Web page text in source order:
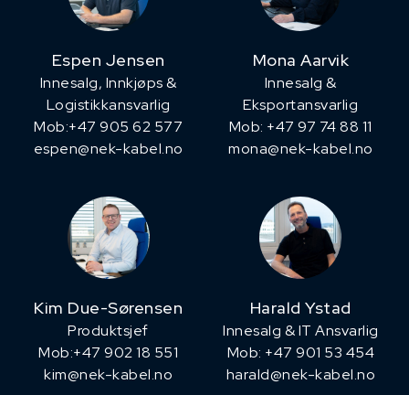
Espen Jensen
Innesalg, ​Innkjøps &
Logistikkansvarlig
Mob:+47 905 62 577
espen@nek-kabel.no
Mona Aarvik
Innesalg &
Eksportansvarlig
Mob: +47 97 74 88 11
mona@nek-kabel.no
Kim Due-Sørensen
Produktsjef
​Mob:+47 902 18 551
kim@nek-kabel.no
Harald Ystad
Innesalg & IT Ansvarlig
Mob: +47 901 53 454
harald@nek-kabel.no